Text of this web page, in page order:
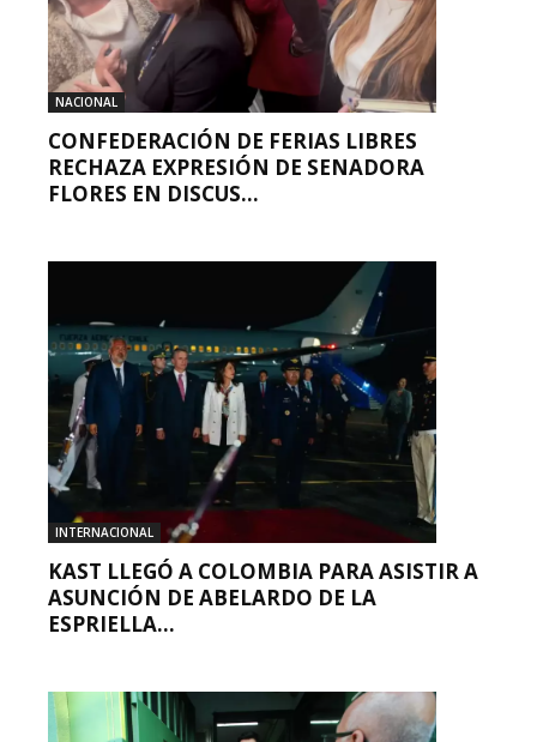
NACIONAL
CONFEDERACIÓN DE FERIAS LIBRES
RECHAZA EXPRESIÓN DE SENADORA
FLORES EN DISCUS...
INTERNACIONAL
KAST LLEGÓ A COLOMBIA PARA ASISTIR A
ASUNCIÓN DE ABELARDO DE LA
ESPRIELLA...